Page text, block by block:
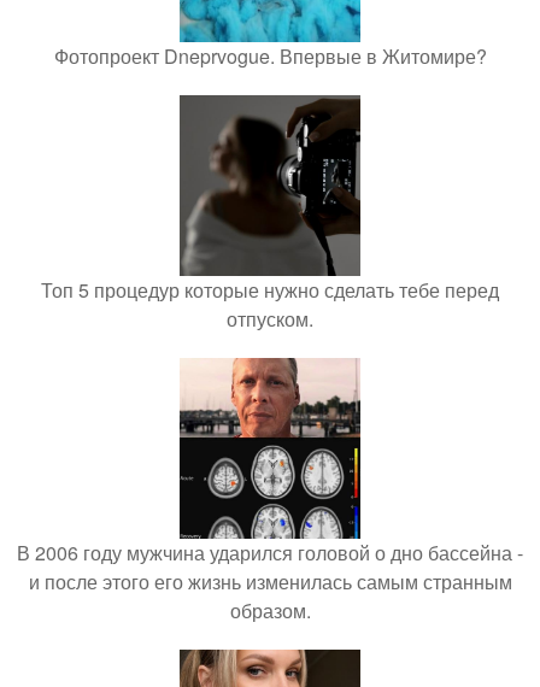
Фотопроект Dneprvogue. Впервые в Житомире?
Топ 5 процедур которые нужно сделать тебе перед
отпуском.
В 2006 году мужчина ударился головой о дно бассейна -
и после этого его жизнь изменилась самым странным
образом.